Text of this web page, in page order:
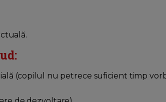
(copilul nu petrece suficient timp